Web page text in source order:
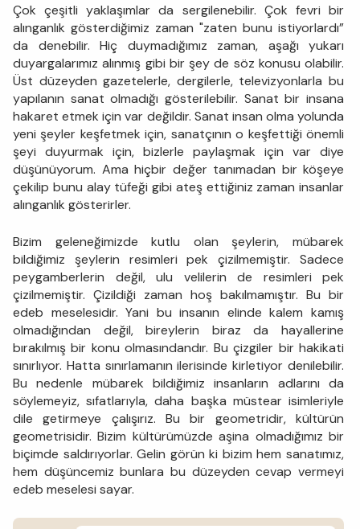
Çok çeşitli yaklaşımlar da sergilenebilir. Çok fevri bir
alınganlık gösterdiğimiz zaman "zaten bunu istiyorlardı”
da denebilir. Hiç duymadığımız zaman, aşağı yukarı
duyargalarımız alınmış gibi bir şey de söz konusu olabilir.
Üst düzeyden gazetelerle, dergilerle, televizyonlarla bu
yapılanın sanat olmadığı gösterilebilir. Sanat bir insana
hakaret etmek için var değildir. Sanat insan olma yolunda
yeni şeyler keşfetmek için, sanatçının o keşfettiği önemli
şeyi duyurmak için, bizlerle paylaşmak için var diye
düşünüyorum. Ama hiçbir değer tanımadan bir köşeye
çekilip bunu alay tüfeği gibi ateş ettiğiniz zaman insanlar
alınganlık gösterirler.
Bizim geleneğimizde kutlu olan şeylerin, mübarek
bildiğimiz şeylerin resimleri pek çizilmemiştir. Sadece
peygamberlerin değil, ulu velilerin de resimleri pek
çizilmemiştir. Çizildiği zaman hoş bakılmamıştır. Bu bir
edeb meselesidir. Yani bu insanın elinde kalem kamış
olmadığından değil, bireylerin biraz da hayallerine
bırakılmış bir konu olmasındandır. Bu çizgiler bir hakikati
sınırlıyor. Hatta sınırlamanın ilerisinde kirletiyor denilebilir.
Bu nedenle mübarek bildiğimiz insanların adlarını da
söylemeyiz, sıfatlarıyla, daha başka müstear isimleriyle
dile getirmeye çalışırız. Bu bir geometridir, kültürün
geometrisidir. Bizim kültürümüzde aşina olmadığımız bir
biçimde saldırıyorlar. Gelin görün ki bizim hem sanatımız,
hem düşüncemiz bunlara bu düzeyden cevap vermeyi
edeb meselesi sayar.